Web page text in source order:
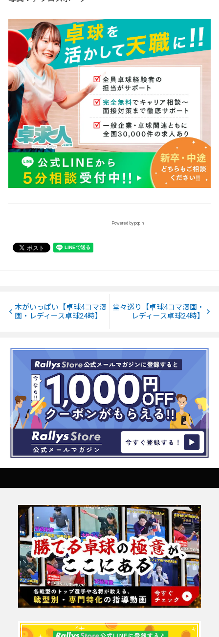
Powered by popIn
木がいっぱい【卓球4コマ漫
画・レディース卓球24時】
堂々巡り【卓球4コマ漫画・
レディース卓球24時】